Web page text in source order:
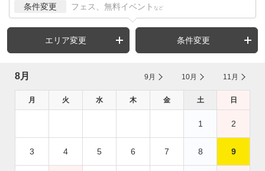
条件変更 フェス、無料イベント など
エリア変更 条件変更
8月 9月 10月 11月
月 火 水 木 金 土 日
1 2
3 4 5 6 7 8 9